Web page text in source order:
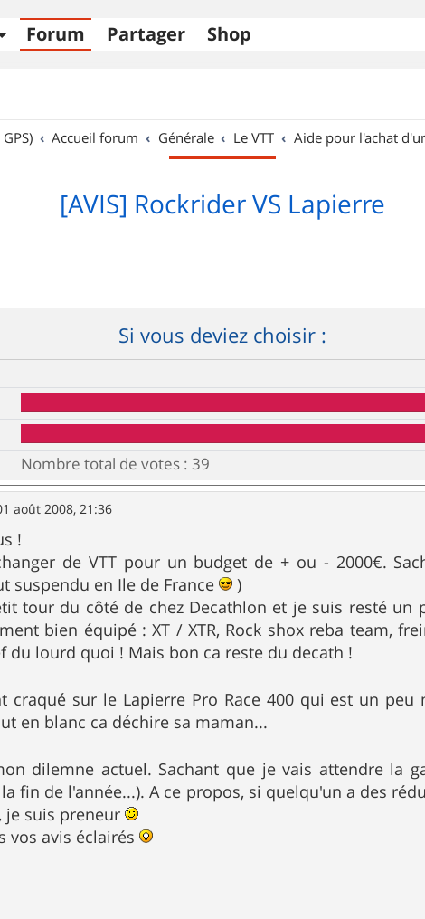
Forum Partager Shop
Accueil forum Générale Le VTT Aide pour l'achat
[AVIS] Rockrider VS Lapierre
Si vous deviez choisir :
Nombre total de votes : 39
août 2008, 21:36
!
de VTT pour un budget de + ou - 2000€.
suspendu en Ile de France
)
tour du côté de chez Decathlon et je suis resté un
bien équipé : XT / XTR, Rock shox reba team,
du lourd quoi ! Mais bon ca reste du decath !
craqué sur le Lapierre Pro Race 400 qui est un
en blanc ca déchire sa maman...
dilemne actuel. Sachant que je vais attendre la
fin de l'année...). A ce propos, si quelqu'un a des
je suis preneur
vos avis éclairés